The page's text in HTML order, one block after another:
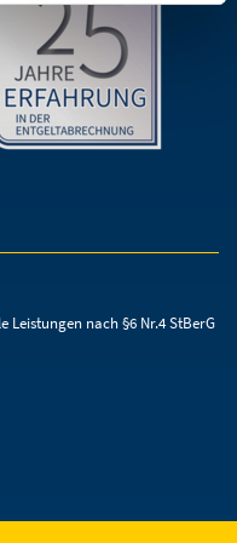
Leistungen nach §6 Nr.4 StBerG